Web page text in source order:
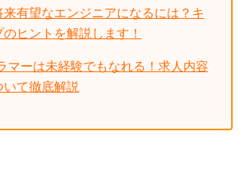
有望なエンジニアになるには？キ
ヒントを解説します！
マーは未経験でもなれる！求人内容
いて徹底解説